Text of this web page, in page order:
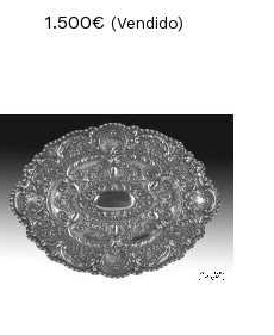
1.500€(Vendido)